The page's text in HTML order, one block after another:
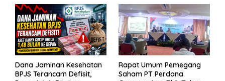
Dana Jaminan Kesehatan
BPJS Terancam Defisit,
Rapat Umum Pemegang
Saham PT Perdana